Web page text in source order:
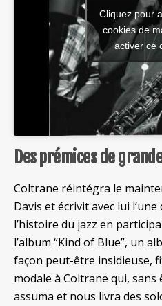
Cliquez pour
cookies de
activer ce
Des prémices de
Coltrane réintégra le
Davis et écrivit avec lui
l’histoire du jazz en
l’album “Kind of Blue”, un
façon peut-être insidieuse,
modale à Coltrane qui,
assuma et nous livra des